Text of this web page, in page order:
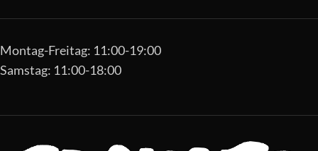
Montag-Freitag: 11:00-19:00
Samstag: 11:00-18:00